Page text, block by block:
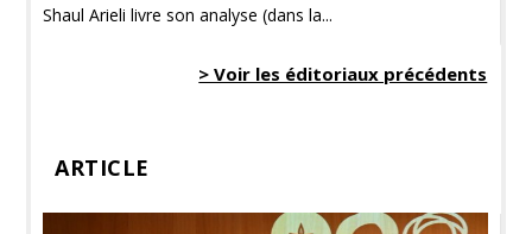
Shaul Arieli livre son analyse (dans la...
> Voir les éditoriaux précédents
ARTICLE